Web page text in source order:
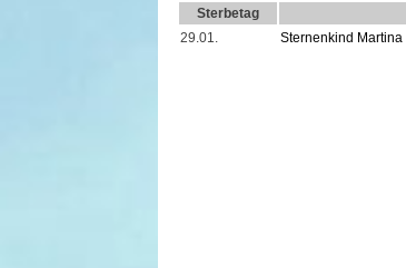
Sterbetag
29.01.
Sternenkind Martina